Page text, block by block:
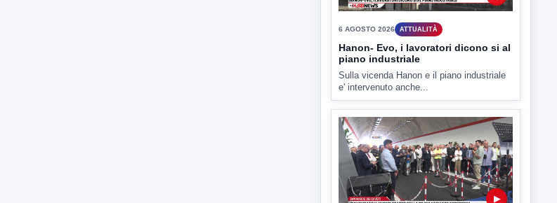
Hanon- Evo, i lavoratori dicono si al
piano industriale
Sulla vicenda Hanon e il piano industriale
e' intervenuto anche...
▶
6 AGOSTO 2026 ATTUALITÀ